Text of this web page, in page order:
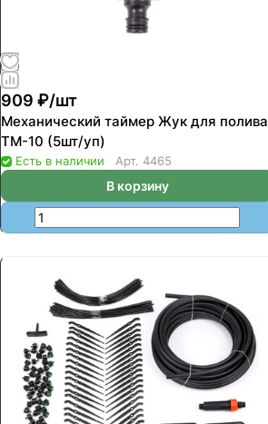
909 ₽/шт
Механический таймер Жук для полива
ТМ-10 (5шт/уп)
Есть в наличии Арт. 4465
В корзину